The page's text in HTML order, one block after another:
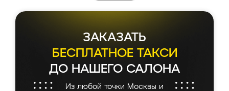
ЗАКАЗАТЬ
БЕСПЛАТНОЕ ТАКСИ
ДО НАШЕГО САЛОНА
Из любой точки Москвы и